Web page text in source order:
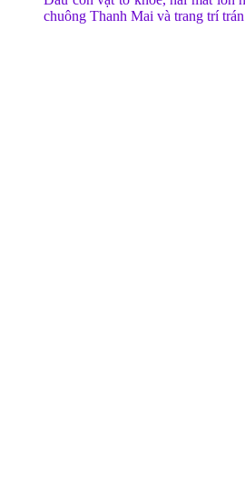
chuông Thanh Mai và trang trí